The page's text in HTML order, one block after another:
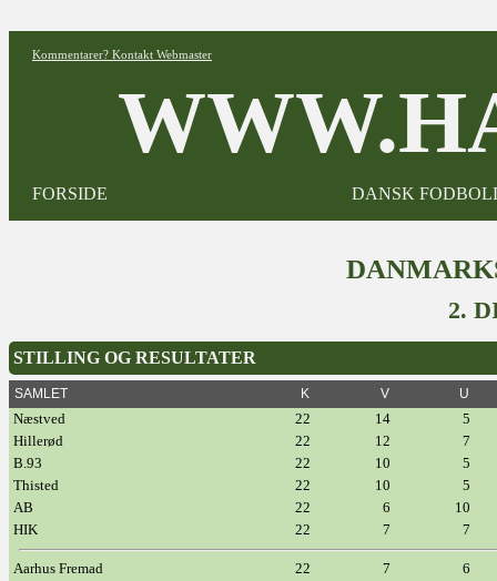
Kommentarer? Kontakt Webmaster
FORSIDE DANSK
2.
STILLING OG RESULTATER
SAMLET K V U
Næstved 22 14
5
Hillerød
22 12
7
B.93
22 10
5
Thisted
22 10
5
AB
22 6
10
HIK
22 7 7
Aarhus Fremad 22 7
6